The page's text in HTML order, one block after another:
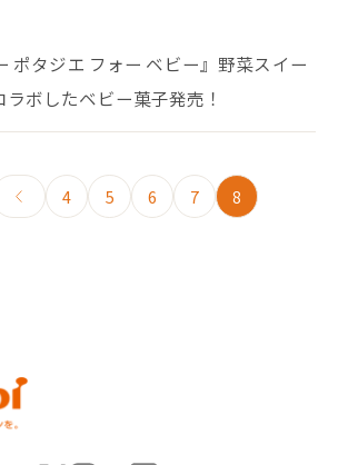
ポタジエ フォー ベビー』野菜スイー
ボしたベビー菓子発売！
4 5 6 7 8